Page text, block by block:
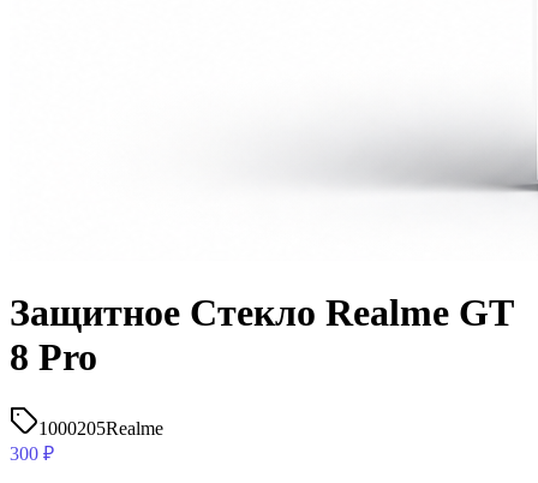
Защитное Стекло Realme GT
8 Pro
1000205Realme
300 ₽